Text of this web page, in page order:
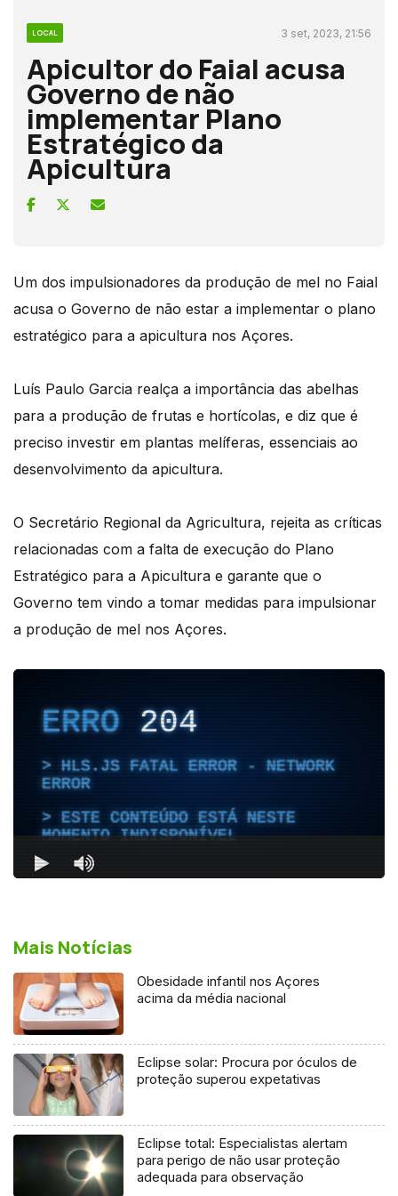
LOCAL 3 set, 2023, 21:56
Apicultor do Faial acusa
Governo de não
implementar Plano
Estratégico da
Apicultura
Um dos impulsionadores da produção de mel no Faial
acusa o Governo de não estar a implementar o plano
estratégico para a apicultura nos Açores.
Luís Paulo Garcia realça a importância das abelhas
para a produção de frutas e hortícolas, e diz que é
preciso investir em plantas melíferas, essenciais ao
desenvolvimento da apicultura.
O Secretário Regional da Agricultura, rejeita as críticas
relacionadas com a falta de execução do Plano
Estratégico para a Apicultura e garante que o
Governo tem vindo a tomar medidas para impulsionar
a produção de mel nos Açores.
Mais Notícias
Obesidade infantil nos Açores
acima da média nacional
Eclipse solar: Procura por óculos de
proteção superou expetativas
Eclipse total: Especialistas alertam
para perigo de não usar proteção
adequada para observação